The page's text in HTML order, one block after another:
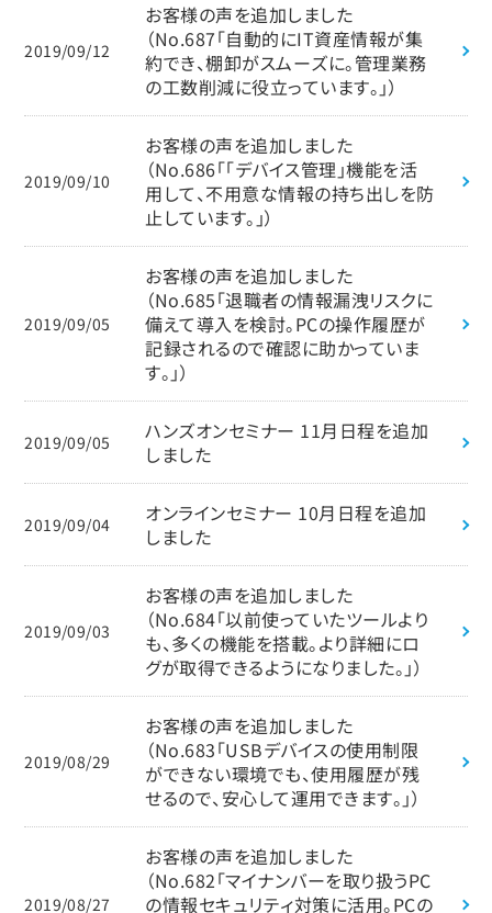
2019/09/12
お客様の声を追加しました
（No.687「自動的にIT資産情報が集
約でき、棚卸がスムーズに。管理業務
の工数削減に役立っています。」）
2019/09/10
お客様の声を追加しました
（No.686「「デバイス管理」機能を活
用して、不用意な情報の持ち出しを防
止しています。」）
2019/09/05
お客様の声を追加しました
（No.685「退職者の情報漏洩リスクに
備えて導入を検討。PCの操作履歴が
記録されるので確認に助かっていま
す。」）
2019/09/05
ハンズオンセミナー 11月日程を追加
しました
2019/09/04
オンラインセミナー 10月日程を追加
しました
2019/09/03
お客様の声を追加しました
（No.684「以前使っていたツールより
も、多くの機能を搭載。より詳細にロ
グが取得できるようになりました。」）
2019/08/29
お客様の声を追加しました
（No.683「USBデバイスの使用制限
ができない環境でも、使用履歴が残
せるので、安心して運用できます。」）
2019/08/27
お客様の声を追加しました
（No.682「マイナンバーを取り扱うPC
の情報セキュリティ対策に活用。PCの